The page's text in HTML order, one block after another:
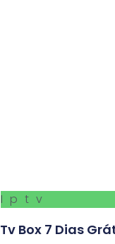
Iptv
Tv Box 7 Dias